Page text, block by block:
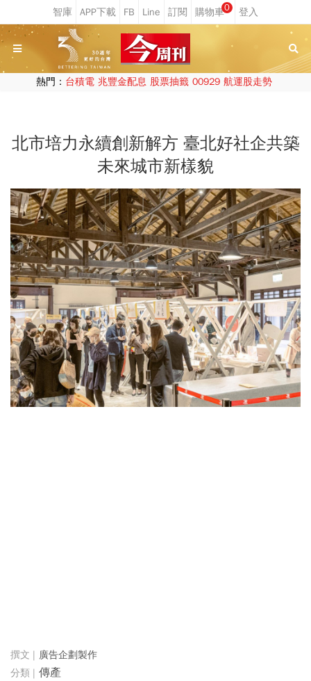
0
熱門： 台積電 兆豐金配息 股票抽籤 00929 航運股走勢
北市培力永續創新解方 臺北好社企共築
未來城市新樣貌
廣告企劃製作
傳產